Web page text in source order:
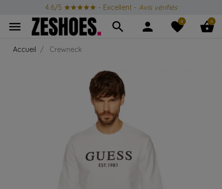
4.6/5 ★★★★★ - Excellent - Avis vérifiés
menu search person favorite
0 shopping_basket
0
Accueil Crewneck